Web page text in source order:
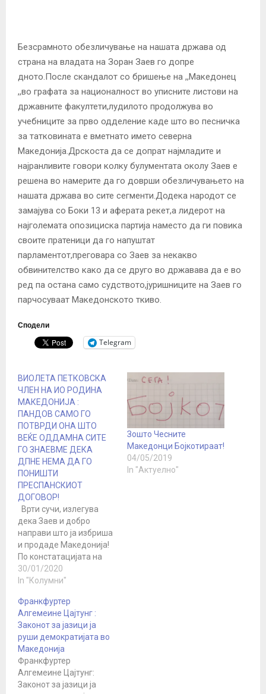
Безсрамното обезличување на нашата држава од
страна на владата на Зоран Заев го допре
дното.После скандалот со бришење на ,,Македонец
,,во графата за националност во уписните листови на
државните факултети,лудилото продолжува во
учебниците за прво одделение каде што во песничка
за татковината е вметнато името северна
Македонија.Дрскоста да се допрат најмладите и
најранливите говори колку булументата околу Заев е
решена во намерите да го доврши обезличувањето на
нашата држава во сите сегменти.Додека народот се
замајува со Боки 13 и аферата рекет,а лидерот на
најголемата опозициска партија наместо да ги повика
своите пратеници да го напуштат
парламентот,преговара со Заев за некакво
обвинителство како да се друго во државава да е во
ред па остана само судството,јуришниците на Заев го
парчосуваат Македонското ткиво.
Сподели
Telegram
ВИОЛЕТА ПЕТКОВСКА
ЧЛЕН НА ИО РОДИНА
МАКЕДОНИЈА :
ПАНДОВ САМО ГО
ПОТВРДИ ОНА ШТО
ВЕЌЕ ОДДАМНА СИТЕ
ГО ЗНАЕВМЕ ДЕКА
ДПНЕ НЕМА ДА ГО
ПОНИШТИ
ПРЕСПАНСКИОТ
ДОГОВОР!
Врти сучи, излегува
дека Заев и добро
направи што ја избриша
и продаде Македонија!
По констатацијата на
врхушката на вмровци
дека никој нема да
додека не влеземе во
Еу, да нагласам.!! Затоа
што да бидеш во Еу и
НАТО е многу побитно
како никој…
30/01/2020
In "Колумни"
Зошто Чесните
Македонци Бојкотираат!
04/05/2019
In "Актуелно"
Франкфуртер
Алгемеине Цајтунг :
Законот за јазици ја
руши демократијата во
Македонија
Франкфуртер
Алгемеине Цајтунг:
Законот за јазици ја